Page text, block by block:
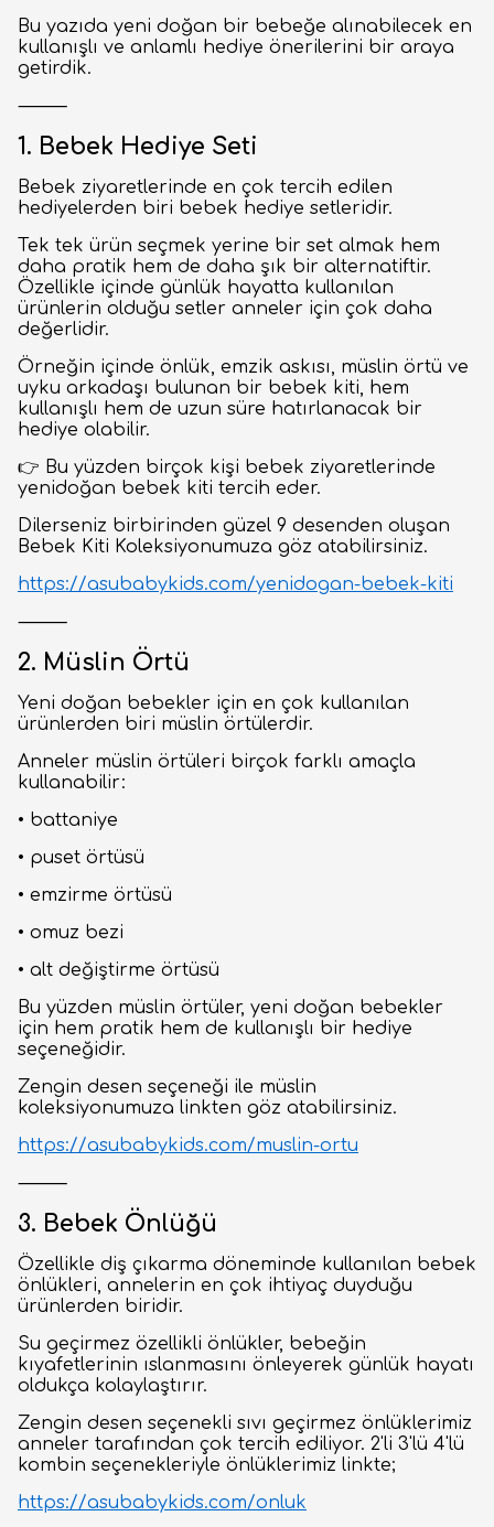
Bu yazıda yeni doğan bir bebeğe alınabilecek en
kullanışlı ve anlamlı hediye önerilerini bir araya
getirdik.
⸻
1. Bebek Hediye Seti
Bebek ziyaretlerinde en çok tercih edilen
hediyelerden biri bebek hediye setleridir.
Tek tek ürün seçmek yerine bir set almak hem
daha pratik hem de daha şık bir alternatiftir.
Özellikle içinde günlük hayatta kullanılan
ürünlerin olduğu setler anneler için çok daha
değerlidir.
Örneğin içinde önlük, emzik askısı, müslin örtü ve
uyku arkadaşı bulunan bir bebek kiti, hem
kullanışlı hem de uzun süre hatırlanacak bir
hediye olabilir.
👉 Bu yüzden birçok kişi bebek ziyaretlerinde
yenidoğan bebek kiti tercih eder.
Dilerseniz birbirinden güzel 9 desenden oluşan
Bebek Kiti Koleksiyonumuza göz atabilirsiniz.
https://asubabykids.com/yenidogan-bebek-kiti
⸻
2. Müslin Örtü
Yeni doğan bebekler için en çok kullanılan
ürünlerden biri müslin örtülerdir.
Anneler müslin örtüleri birçok farklı amaçla
kullanabilir:
• battaniye
• puset örtüsü
• emzirme örtüsü
• omuz bezi
• alt değiştirme örtüsü
Bu yüzden müslin örtüler, yeni doğan bebekler
için hem pratik hem de kullanışlı bir hediye
seçeneğidir.
Zengin desen seçeneği ile müslin
koleksiyonumuza linkten göz atabilirsiniz.
https://asubabykids.com/muslin-ortu
⸻
3. Bebek Önlüğü
Özellikle diş çıkarma döneminde kullanılan bebek
önlükleri, annelerin en çok ihtiyaç duyduğu
ürünlerden biridir.
Su geçirmez özellikli önlükler, bebeğin
kıyafetlerinin ıslanmasını önleyerek günlük hayatı
oldukça kolaylaştırır.
Zengin desen seçenekli sıvı geçirmez önlüklerimiz
anneler tarafından çok tercih ediliyor. 2'li 3'lü 4'lü
kombin seçenekleriyle önlüklerimiz linkte;
https://asubabykids.com/onluk